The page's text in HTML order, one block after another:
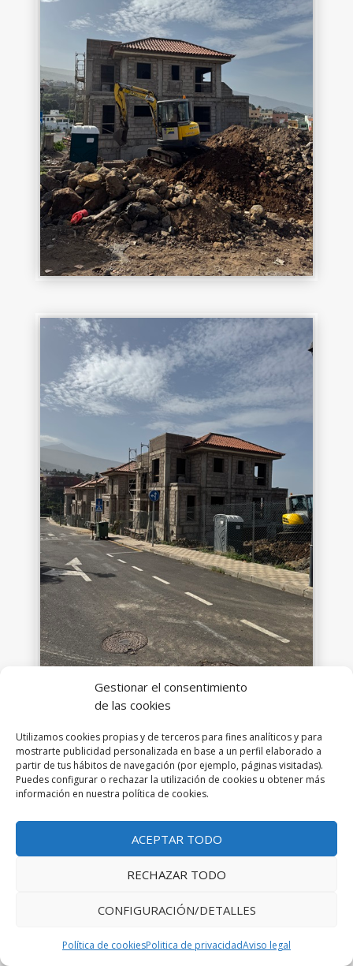
Gestionar el consentimiento
de las cookies
Utilizamos cookies propias y de terceros para fines analíticos y para
mostrarte publicidad personalizada en base a un perfil elaborado a
partir de tus hábitos de navegación (por ejemplo, páginas visitadas).
Puedes configurar o rechazar la utilización de cookies u obtener más
información en nuestra política de cookies.
ACEPTAR TODO
RECHAZAR TODO
CONFIGURACIÓN/DETALLES
Política de cookiesPolitica de privacidadAviso legal